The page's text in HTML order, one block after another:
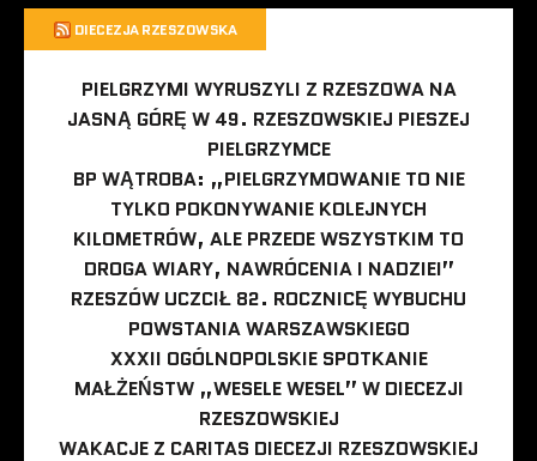
DIECEZJA RZESZOWSKA
PIELGRZYMI WYRUSZYLI Z RZESZOWA NA
JASNĄ GÓRĘ W 49. RZESZOWSKIEJ PIESZEJ
PIELGRZYMCE
BP WĄTROBA: „PIELGRZYMOWANIE TO NIE
TYLKO POKONYWANIE KOLEJNYCH
KILOMETRÓW, ALE PRZEDE WSZYSTKIM TO
DROGA WIARY, NAWRÓCENIA I NADZIEI”
RZESZÓW UCZCIŁ 82. ROCZNICĘ WYBUCHU
POWSTANIA WARSZAWSKIEGO
XXXII OGÓLNOPOLSKIE SPOTKANIE
MAŁŻEŃSTW „WESELE WESEL” W DIECEZJI
RZESZOWSKIEJ
WAKACJE Z CARITAS DIECEZJI RZESZOWSKIEJ